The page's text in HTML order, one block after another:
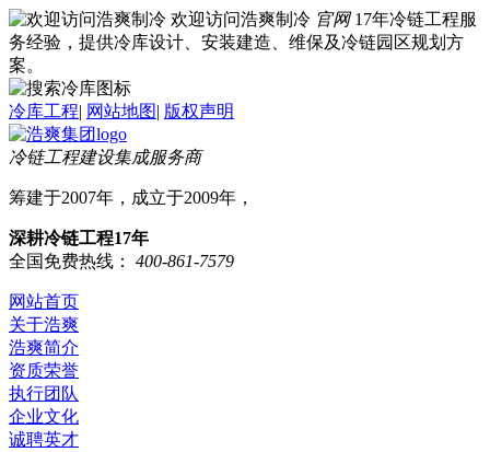
欢迎访问浩爽制冷 官网 17年冷链工程服
务经验，提供冷库设计、安装建造、维保及冷链园区规划方
案。
冷库工程| 网站地图| 版权声明
冷链工程建设集成服务商
筹建于2007年，成立于2009年，
深耕冷链工程17年
全国免费热线：
400-861-7579
网站首页
关于浩爽
浩爽简介
资质荣誉
执行团队
企业文化
诚聘英才